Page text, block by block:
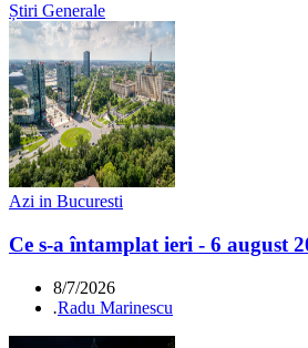
Știri Generale
Azi in Bucuresti
Ce s-a întamplat ieri - 6 august
8/7/2026
.Radu Marinescu